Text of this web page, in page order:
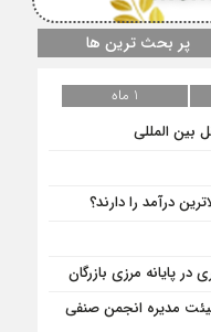
پر بحث ترین ها
1 ماه
بین المللی
درآمد را دارند؟
پایانه مرزی بازرگان
هیئت مدیره انجمن صنفی